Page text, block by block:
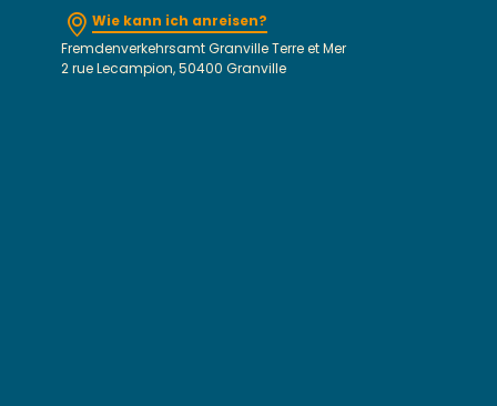
Wie kann ich anreisen?
Fremdenverkehrsamt Granville Terre et Mer
2 rue Lecampion, 50400 Granville